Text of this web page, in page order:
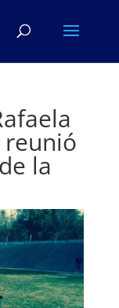
reunió
la